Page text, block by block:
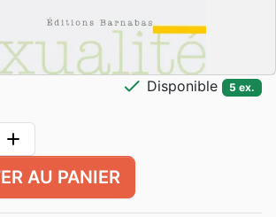
check Disponible 5 ex.
add
AU PANIER